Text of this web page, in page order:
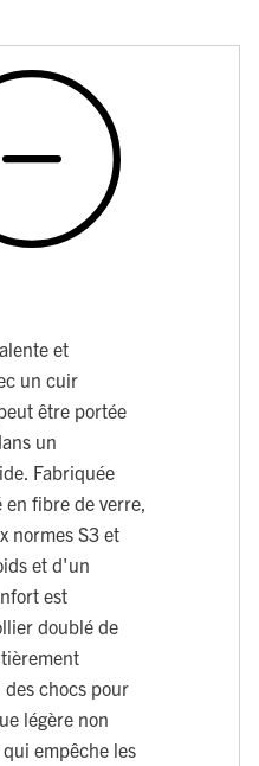
et
un cuir
être portée
un
Fabriquée
fibre de verre,
normes S3 et
et d'un
est
doublé de
des chocs pour
légère non
empêche les